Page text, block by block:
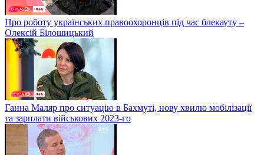
Про роботу українських правоохоронців під час блекауту –
Олексій Білошицький
Ганна Маляр про ситуацію в Бахмуті, нову хвилю мобілізації
та зарплати військових 2023-го